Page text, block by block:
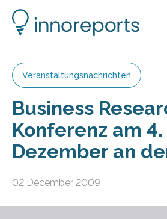
Veranstaltungsnachrichten
Business
Konferenz am 4.
Dezember an
02 December 2009